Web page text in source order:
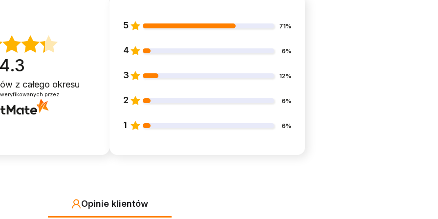
4.3
z całego okresu
przez
5 71%
4 6%
3 12%
2 6%
1 6%
Opinie klientów